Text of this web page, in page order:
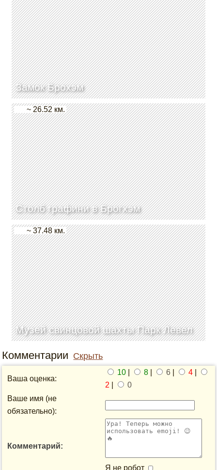
Замок Брохэм
Столб графини в Брогхэм
~ 26.52 км.
Музей свинцовой шахты Парк Левел
~ 37.48 км.
Комментарии Скрыть
Ваша оценка:
10 8 6 4
2
0
Ваше имя (не
обязательно):
Комментарий:
Я не робот